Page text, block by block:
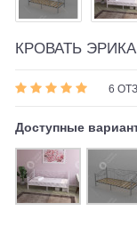
КРОВАТЬ
6
Доступные